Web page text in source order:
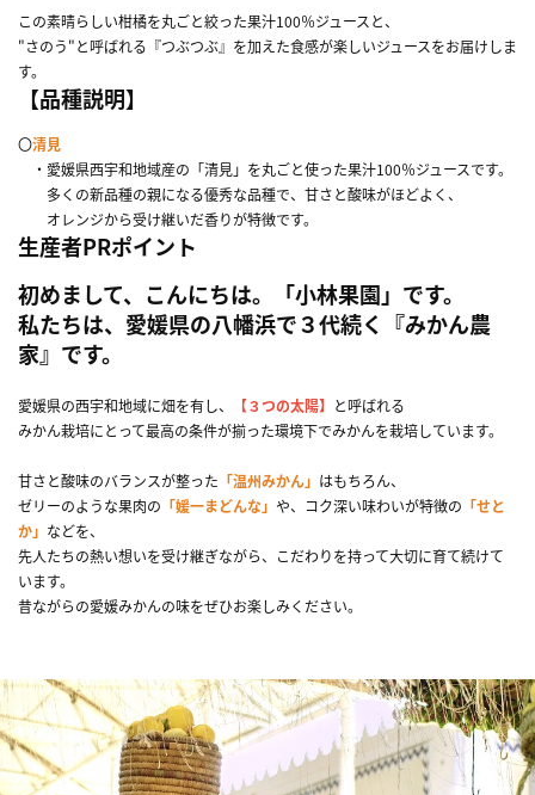
この素晴らしい柑橘を丸ごと絞った果汁100％ジュースと、
"さのう"と呼ばれる『つぶつぶ』を加えた食感が楽しいジュースをお届けしま
す。
【品種説明】
〇清見
・愛媛県西宇和地域産の「清見」を丸ごと使った果汁100％ジュースです。
多くの新品種の親になる優秀な品種で、甘さと酸味がほどよく、
オレンジから受け継いだ香りが特徴です。
生産者PRポイント
初めまして、こんにちは。「小林果園」です。
私たちは、愛媛県の八幡浜で３代続く『みかん農
家』です。
愛媛県の西宇和地域に畑を有し、 【３つの太陽】 と呼ばれる
みかん栽培にとって最高の条件が揃った環境下でみかんを栽培しています。
甘さと酸味のバランスが整った 「温州みかん」 はもちろん、
ゼリーのような果肉の 「媛一まどんな」 や、コク深い味わいが特徴の 「せと
か」 などを、
先人たちの熱い想いを受け継ぎながら、こだわりを持って大切に育て続けて
います。
昔ながらの愛媛みかんの味をぜひお楽しみください。